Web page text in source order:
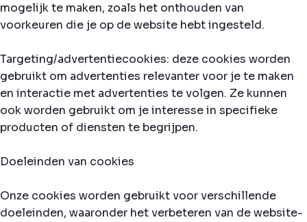
mogelijk te maken, zoals het onthouden van
voorkeuren die je op de website hebt ingesteld.
Targeting/advertentiecookies: deze cookies worden
gebruikt om advertenties relevanter voor je te maken
en interactie met advertenties te volgen. Ze kunnen
ook worden gebruikt om je interesse in specifieke
producten of diensten te begrijpen.
Doeleinden van cookies
Onze cookies worden gebruikt voor verschillende
doeleinden, waaronder het verbeteren van de website-